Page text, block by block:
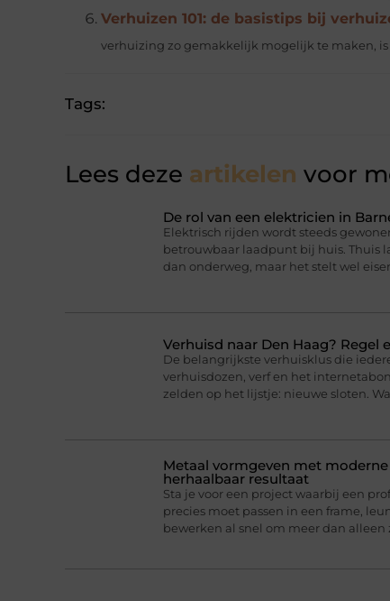
Verhuizen 101: de basistips bij
verhuizing zo gemakkelijk mogelijk te maken, is
Tags:
Lees deze artikelen voor
De rol van een elektricien in
Elektrisch rijden wordt steeds
betrouwbaar laadpunt bij huis. Thuis
dan onderweg, maar het stelt wel
Verhuisd naar Den Haag? Regel
De belangrijkste verhuisklus die
verhuisdozen, verf en het
zelden op het lijstje: nieuwe sloten.
Metaal vormgeven met
herhaalbaar resultaat
Sta je voor een project waarbij een
precies moet passen in een frame,
bewerken al snel om meer dan alleen